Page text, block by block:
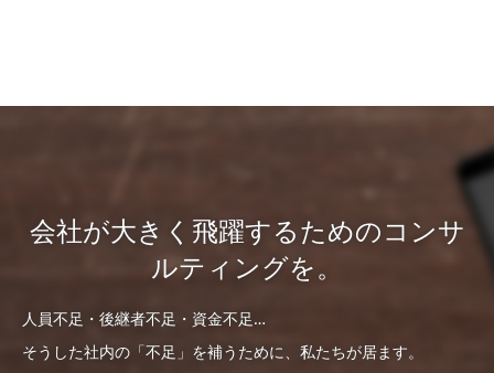
会社が大きく飛躍するためのコンサ
ルティングを。
人員不足・後継者不足・資金不足…
そうした社内の「不足」を補うために、私たちが居ます。